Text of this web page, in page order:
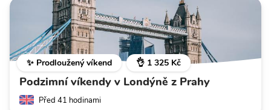
✨ Prodloužený víkend 👌 1 325 Kč
Podzimní víkendy v Londýně z Prahy
Před 41 hodinami